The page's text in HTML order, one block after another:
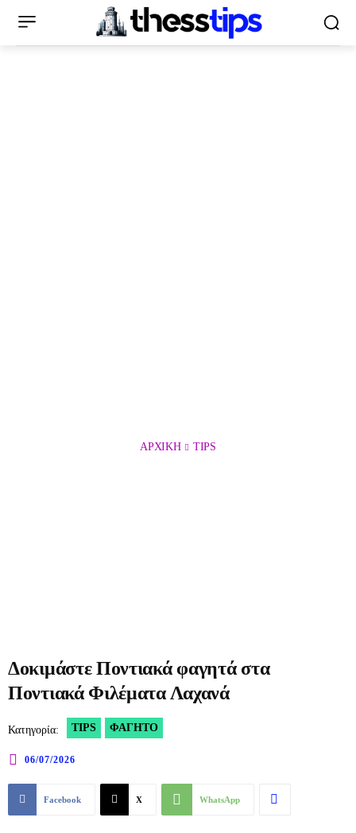
ΑΡΧΙΚΉ TIPS
Δοκιμάστε Ποντιακά φαγητά στα
Ποντιακά Φιλέματα Λαχανά
Κατηγορία: TIPS ΦΑΓΗΤΌ
06/07/2026
Facebook X WhatsApp